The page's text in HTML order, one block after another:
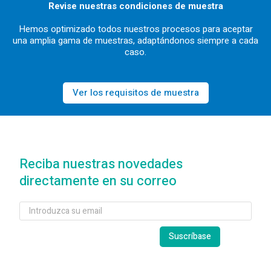
Revise nuestras condiciones de muestra
Hemos optimizado todos nuestros procesos para aceptar
una amplia gama de muestras, adaptándonos siempre a cada
caso.
Ver los requisitos de muestra
Reciba nuestras novedades
directamente en su correo